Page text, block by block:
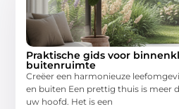
Praktische gids voor
buitenruimte
Creëer een harmonieuze
en buiten Een prettig thuis is meer
uw hoofd. Het is een